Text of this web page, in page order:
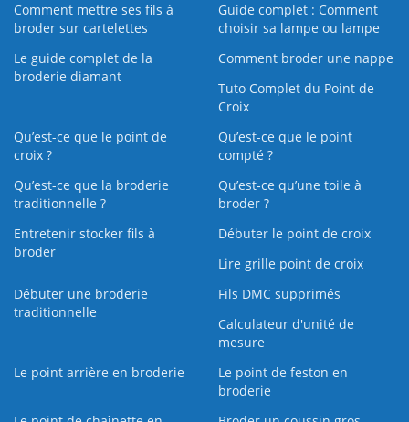
Comment mettre ses fils à
broder sur cartelettes
Guide complet : Comment
choisir sa lampe ou lampe
Le guide complet de la
broderie diamant
Comment broder une nappe
Tuto Complet du Point de
Croix
Qu’est-ce que le point de
croix ?
Qu’est-ce que le point
compté ?
Qu’est-ce que la broderie
traditionnelle ?
Qu’est‑ce qu’une toile à
broder ?
Entretenir stocker fils à
broder
Débuter le point de croix
Lire grille point de croix
Débuter une broderie
traditionnelle
Fils DMC supprimés
Calculateur d'unité de
mesure
Le point arrière en broderie
Le point de feston en
broderie